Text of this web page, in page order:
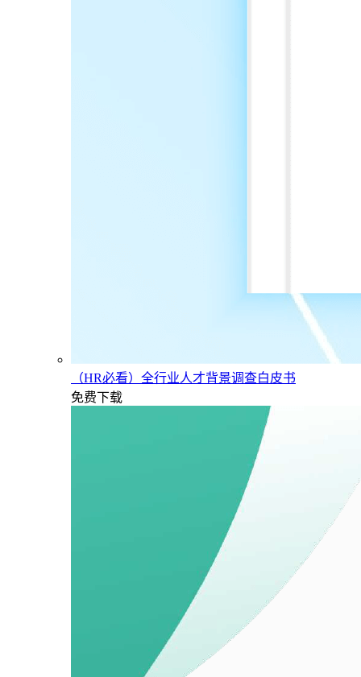
（HR必看）全行业人才背景调查白皮书
免费下载